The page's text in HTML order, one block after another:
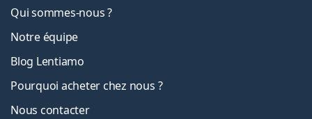
Qui sommes-nous ?
Notre équipe
Blog Lentiamo
Pourquoi acheter chez nous ?
Nous contacter